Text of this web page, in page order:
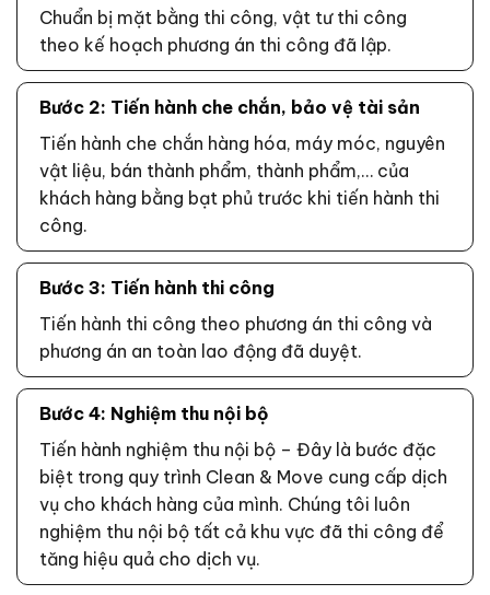
Chuẩn bị mặt bằng thi công, vật tư thi công
theo kế hoạch phương án thi công đã lập.
Bước 2: Tiến hành che chắn, bảo vệ tài sản
Tiến hành che chắn hàng hóa, máy móc, nguyên
vật liệu, bán thành phẩm, thành phẩm,… của
khách hàng bằng bạt phủ trước khi tiến hành thi
công.
Bước 3: Tiến hành thi công
Tiến hành thi công theo phương án thi công và
phương án an toàn lao động đã duyệt.
Bước 4: Nghiệm thu nội bộ
Tiến hành nghiệm thu nội bộ – Đây là bước đặc
biệt trong quy trình Clean & Move cung cấp dịch
vụ cho khách hàng của mình. Chúng tôi luôn
nghiệm thu nội bộ tất cả khu vực đã thi công để
tăng hiệu quả cho dịch vụ.